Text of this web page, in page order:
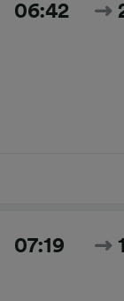
06:42
07:19